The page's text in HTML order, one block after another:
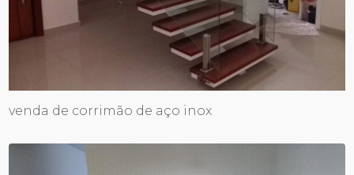
venda de corrimão de aço inox